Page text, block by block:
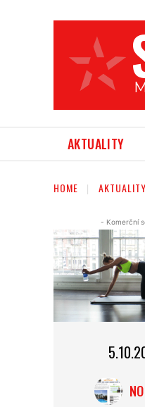
AKTUALITY
HOME AKTUALITY
- Komerční